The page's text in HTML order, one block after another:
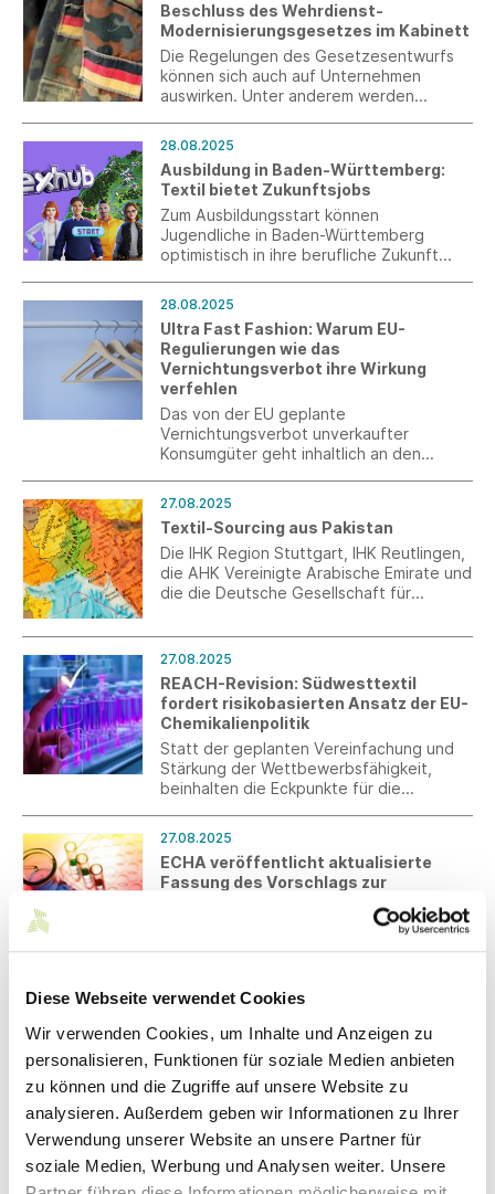
Diese Webseite verwendet Cookies
Wir verwenden Cookies, um Inhalte und Anzeigen zu
personalisieren, Funktionen für soziale Medien anbieten
zu können und die Zugriffe auf unsere Website zu
analysieren. Außerdem geben wir Informationen zu Ihrer
Verwendung unserer Website an unsere Partner für
soziale Medien, Werbung und Analysen weiter. Unsere
Beschluss des Wehrdienst-
Modernisierungsgesetzes im Kabinett
Die Regelungen des Gesetzesentwurfs
können sich auch auf Unternehmen
auswirken. Unter anderem werden
28.08.2025
Ausbildung in Baden-Württemberg:
Textil bietet Zukunftsjobs
Zum Ausbildungsstart können
Jugendliche in Baden-Württemberg
optimistisch in ihre berufliche Zukunft
attraktiven Karrierechancen.
28.08.2025
Ultra Fast Fashion: Warum EU-
Regulierungen wie das
Vernichtungsverbot ihre Wirkung
verfehlen
Das von der EU geplante
Vernichtungsverbot unverkaufter
Konsumgüter geht inhaltlich an den
Commerce Plattformen weiter den Markt
mit qualitativ minderwertiger Ware
überschwemmen.
27.08.2025
Textil-Sourcing aus Pakistan
Die IHK Region Stuttgart, IHK Reutlingen,
die AHK Vereinigte Arabische Emirate und
die die Deutsche Gesellschaft für
laden deutsche Unternehmen zu einer
Informationsveranstaltung zum
Pakistangeschäft mit anschließendem
B2B-Sourcing-Event mit pakistanischen
Textilherstellern und – produzenten ein.
27.08.2025
REACH-Revision: Südwesttextil
fordert risikobasierten Ansatz der EU-
Chemikalienpolitik
Statt der geplanten Vereinfachung und
Stärkung der Wettbewerbsfähigkeit,
beinhalten die Eckpunkte für die
Pauschalierungen und erhöhten Aufwand
für Unternehmen. Südwesttextil fordert
eine risikobasierte Neuausrichtung.
27.08.2025
ECHA veröffentlicht aktualisierte
Fassung des Vorschlags zur
Die Europäische Chemikalienagentur
(ECHA) hat am 20. August 2025 eine
polyfluorierten Alkylverbindungen (PFAS)
unter REACH veröffentlicht.
Einreichung der Stellungnahme zur
Umsetzung der Textil-BVT-
Schlussfolgerungen
Mit einer Allgemeinen
Verwaltungsvorschrift will das BMUKN die
luftseitigen Anforderungen der BVT-
Schlussfolgerungen in deutsches Recht
überführen. textil+mode hat dazu am 22.